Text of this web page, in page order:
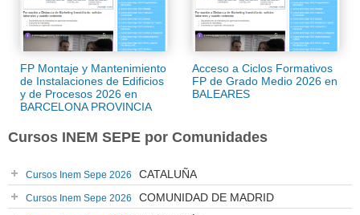
FP Montaje y Mantenimiento
de Instalaciones de Edificios
y de Procesos 2026 en
BARCELONA PROVINCIA
Acceso a Ciclos Formativos
FP de Grado Medio 2026 en
BALEARES
Cursos INEM SEPE por Comunidades
Cursos Inem Sepe 2026 CATALUÑA
Cursos Inem Sepe 2026 COMUNIDAD DE MADRID